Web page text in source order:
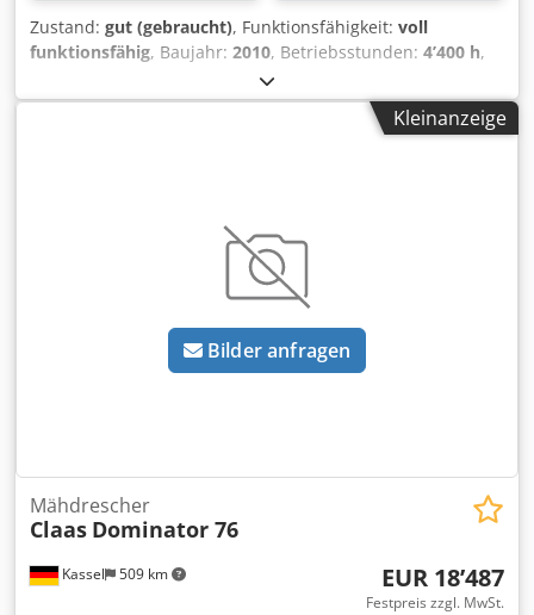
Zustand: gut (gebraucht), Funktionsfähigkeit: voll
funktionsfähig, Baujahr: 2010, Betriebsstunden: 4’400 h,
55.16 kW (75.00 PS),
Maschinen-/Fahrzeugnummer:A2204DAA2203584,
, Hydraulischer Wendegetriebe, ohne
Kleinanzeige
Bilder anfragen
Kassel 509 km
Mähdrescher
Claas Dominator 76
EUR 18’487
Festpreis zzgl. MwSt.